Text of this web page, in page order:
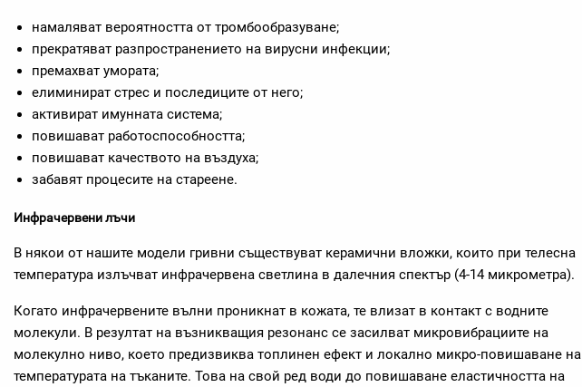
намаляват вероятността от тромбообразуване;
прекратяват разпространението на вирусни инфекции;
премахват умората;
елиминират стрес и последиците от него;
активират имунната система;
повишават работоспособността;
повишават качеството на въздуха;
забавят процесите на стареене.
Инфрачервени лъчи
В някои от нашите модели гривни съществуват керамични вложки, които при телесна
температура излъчват инфрачервена светлина в далечния спектър (4-14 микрометра).
Когато инфрачервените вълни проникнат в кожата, те влизат в контакт с водните
молекули. В резултат на възникващия резонанс се засилват микровибрациите на
молекулно ниво, което предизвиква топлинен ефект и локално микро-повишаване на
температурата на тъканите. Това на свой ред води до повишаване еластичността на